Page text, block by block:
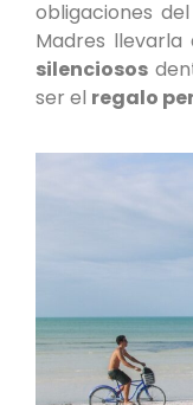
obligaciones
Madres
silenciosos
ser el regalo